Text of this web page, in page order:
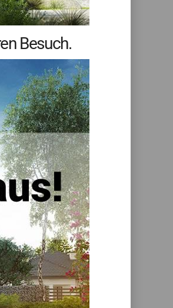
Besuch.